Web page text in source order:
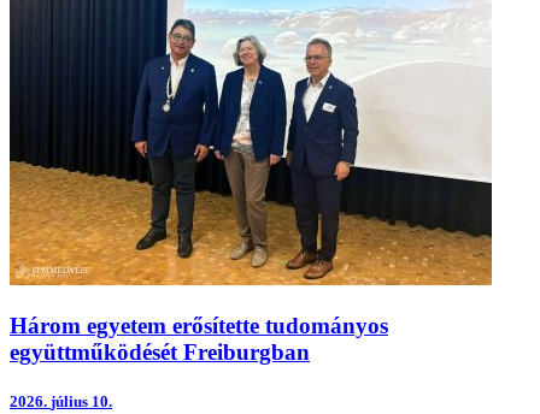
Három egyetem erősítette tudományos
együttműködését Freiburgban
2026. július 10.